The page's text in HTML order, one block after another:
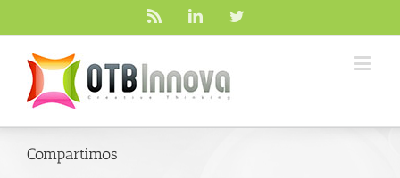
LinkedinTwitter
Compartimos